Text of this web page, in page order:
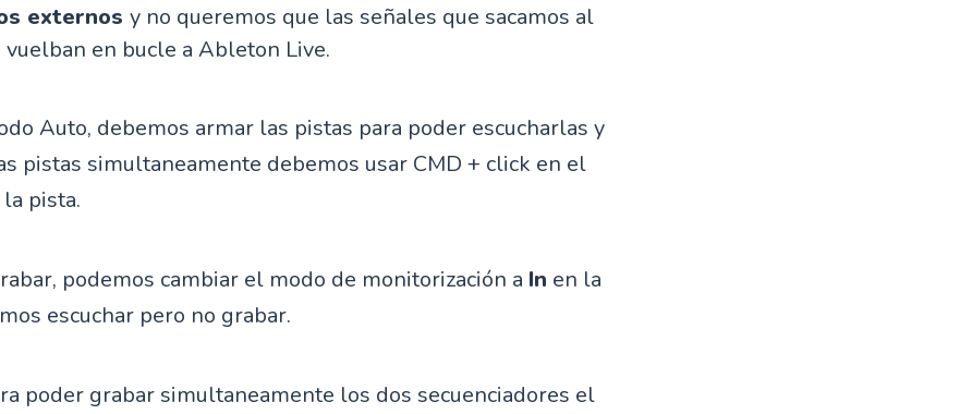
externos y no queremos que las señales que sacamos al
en bucle a Ableton Live.
Auto, debemos armar las pistas para poder escucharlas y
pistas simultaneamente debemos usar CMD + click en el
pista.
podemos cambiar el modo de monitorización a In en la
escuchar pero no grabar.
poder grabar simultaneamente los dos secuenciadores el